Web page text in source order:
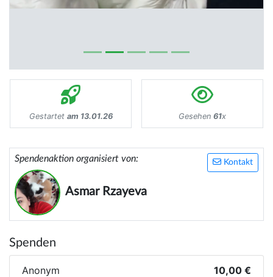
Gestartet am 13.01.26 Gesehen 61x
Kontakt
Spendenaktion organisiert von:
Asmar Rzayeva
Spenden
Anonym 10,00 €